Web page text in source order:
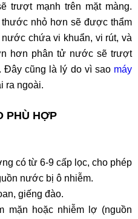
trượt mạnh trên mặt màng.
nhỏ hơn sẽ được thẩm
chứa vi khuẩn, vi rút, và
hơn phân tử nước sẽ trượt
Đây cũng là lý do vì sao máy
ra ngoài.
PHÙ HỢP
có từ 6-9 cấp lọc, cho phép
nước bị ô nhiễm.
giếng đào.
mặn hoặc nhiễm lợ (nguồn